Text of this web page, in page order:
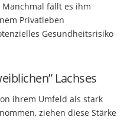
fällt es ihm
Privatleben
Gesundheitsrisiko
Lachses
ihrem Umfeld als stark
ziehen diese Stärke